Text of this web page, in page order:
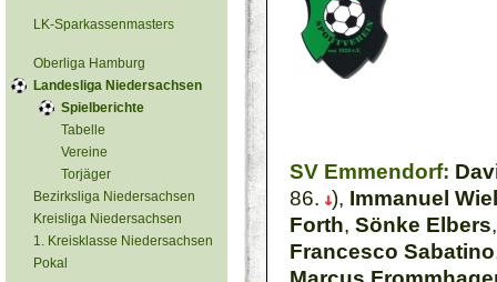
LK-Sparkassenmasters
Oberliga Hamburg
Landesliga Niedersachsen
Spielberichte
Tabelle
Vereine
Torjäger
Bezirksliga Niedersachsen
Kreisliga Niedersachsen
1. Kreisklasse Niedersachsen
Pokal
SV Emmendorf:
86. ), Immanuel
Forth, Sönke Elbers
Francesco Sabatino